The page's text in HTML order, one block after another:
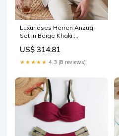
Luxuriöses Herren Anzug-
Set in Beige Khaki:
Hochzeit und Business
Damen
US$ 314.81
★★★★★ 4.3 (8 reviews)